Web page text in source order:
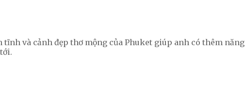
tĩnh và cảnh đẹp thơ mộng của Phuket giúp anh có thêm năng